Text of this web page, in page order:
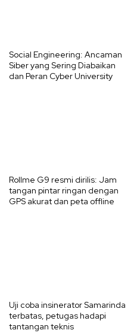
Social Engineering: Ancaman
Siber yang Sering Diabaikan
dan Peran Cyber University
Rollme G9 resmi dirilis: Jam
tangan pintar ringan dengan
GPS akurat dan peta offline
Uji coba insinerator Samarinda
terbatas, petugas hadapi
tantangan teknis